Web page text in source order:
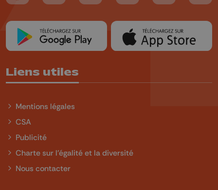
Liens utiles
Mentions légales
CSA
Publicité
Charte sur l'égalité et la diversité
Nous contacter